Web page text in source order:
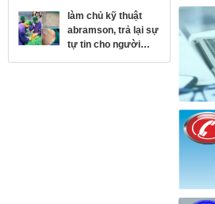
hoạch, xây dựng
bệnh viện hiện đại
tại bệnh viện trung
ương quân đội 108
làm chủ kỹ thuật
abramson, trả lại sự
tự tin cho người